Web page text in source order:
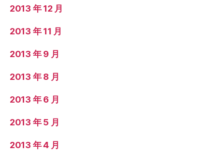
2013 年 12 月
2013 年 11 月
2013 年 9 月
2013 年 8 月
2013 年 6 月
2013 年 5 月
2013 年 4 月